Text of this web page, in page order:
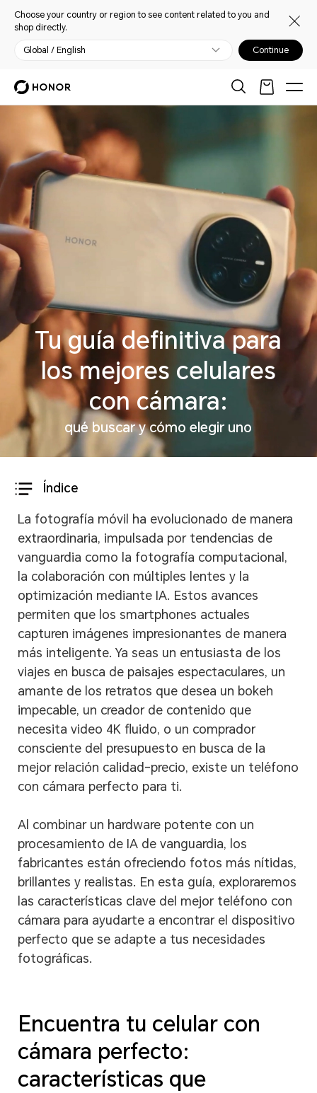
Choose your country or region to see content related to you and
shop directly.
Global / English Continue
Tu guía definitiva para
los mejores celulares
con cámara:
qué buscar y cómo elegir uno
Índice
La fotografía móvil ha evolucionado de manera
extraordinaria, impulsada por tendencias de
vanguardia como la fotografía computacional,
la colaboración con múltiples lentes y la
optimización mediante IA. Estos avances
permiten que los smartphones actuales
capturen imágenes impresionantes de manera
más inteligente. Ya seas un entusiasta de los
viajes en busca de paisajes espectaculares, un
amante de los retratos que desea un bokeh
impecable, un creador de contenido que
necesita video 4K fluido, o un comprador
consciente del presupuesto en busca de la
mejor relación calidad-precio, existe un teléfono
con cámara perfecto para ti.
Al combinar un hardware potente con un
procesamiento de IA de vanguardia, los
fabricantes están ofreciendo fotos más nítidas,
brillantes y realistas. En esta guía, exploraremos
las características clave del mejor teléfono con
cámara para ayudarte a encontrar el dispositivo
perfecto que se adapte a tus necesidades
fotográficas.
Encuentra tu celular con
cámara perfecto:
características que